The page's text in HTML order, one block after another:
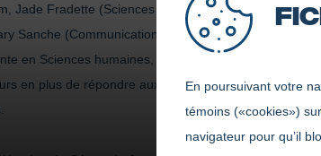
En poursuivant votre
témoins («cookies»)
navigateur pour qu’il
Jade Fradette (Sciences humaines), Alicia Mollen
Sanche (Communication dans les médias) ainsi que
en Sciences humaines, feront le point sur les
en plus de répondre aux questions de l'assistance